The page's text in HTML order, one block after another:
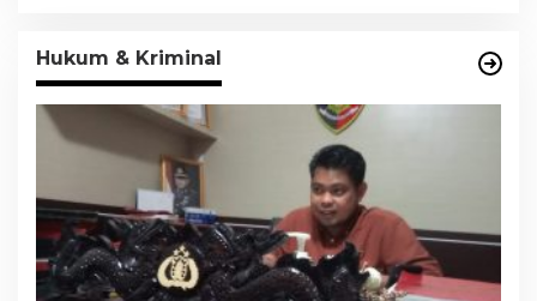
Hukum & Kriminal